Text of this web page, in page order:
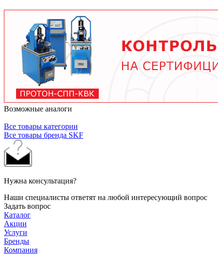
тяжелых условиях до 2 лет при нормальной
эксплуатации. Используйте только
рекомендованные производителем смазочные
материалы.
Возможные аналоги
Все товары категории
Все товары бренда SKF
Нужна консультация?
Наши специалисты ответят на любой интересующий вопрос
Задать вопрос
Каталог
Акции
Услуги
Бренды
Компания